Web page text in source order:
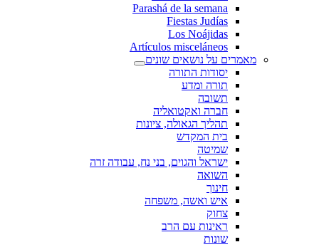
Parashá de la semana
Fiestas Judías
Los Noájidas
Artículos misceláneos
מאמרים על נושאים שונים
יסודות התורה
תורה ומדע
תשובה
חברה ואקטואליה
תהליך הגאולה, ציונות
בית המקדש
שמיטה
ישראל והגוים, בני נח, עבודה זרה
השואה
חינוך
איש ואשה, משפחה
צחוק
ראינות עם הרב
שונות